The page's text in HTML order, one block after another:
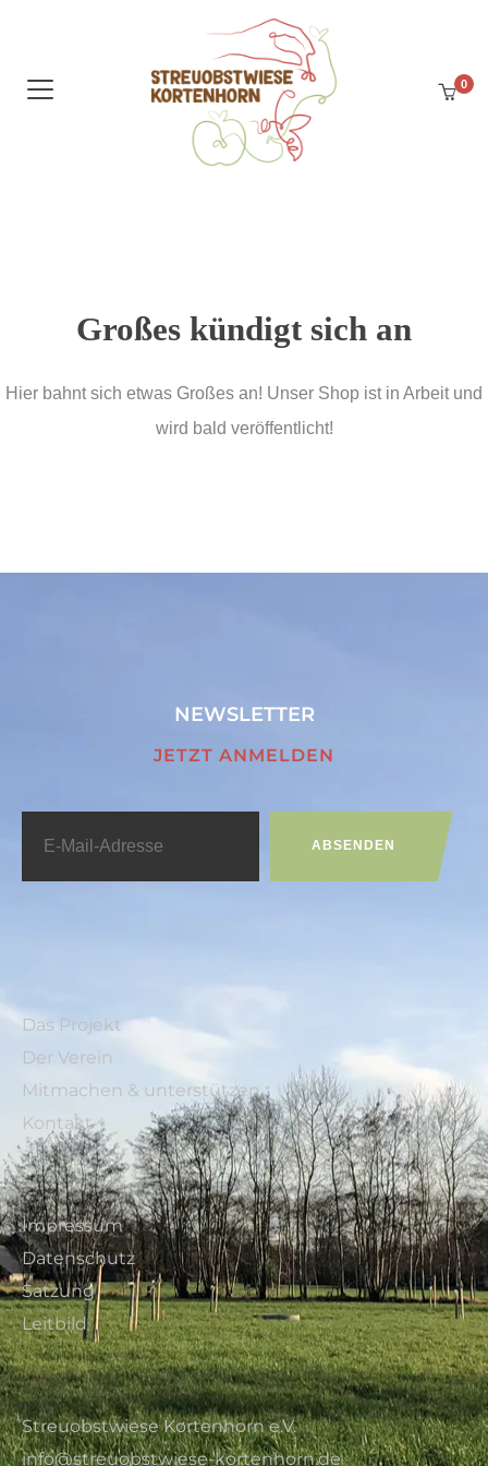
0
Großes kündigt sich an
Hier bahnt sich etwas Großes an! Unser Shop ist in Arbeit und
wird bald veröffentlicht!
NEWSLETTER
JETZT ANMELDEN
Das Projekt
Der Verein
Mitmachen & unterstützen
Kontakt
Impressum
Datenschutz
Satzung
Leitbild
Streuobstwiese Kortenhorn e.V.
info@streuobstwiese-kortenhorn.de